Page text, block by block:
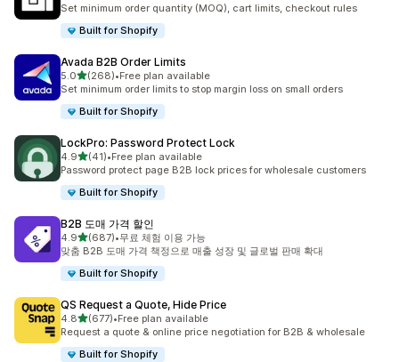
Set minimum order quantity (MOQ), cart limits, checkout rules
Built for Shopify
Avada B2B Order Limits
5.0별 5개 중
(268)
총 리뷰 268개
•Free plan available
Set minimum order limits to stop margin loss on small orders
Built for Shopify
LockPro: Password Protect Lock
4.9별 5개 중
(41)
총 리뷰 41개
•Free plan available
Password protect page B2B lock prices for wholesale customers
Built for Shopify
B2B 도매 가격 할인
4.9별 5개 중
(687)
총 리뷰 687개
•무료 체험 이용 가능
맞춤 B2B 도매 가격 책정으로 매출 성장 및 글로벌 판매 확대
Built for Shopify
QS Request a Quote, Hide Price
4.8별 5개 중
(677)
총 리뷰 677개
•Free plan available
Request a quote & online price negotiation for B2B & wholesale
Built for Shopify